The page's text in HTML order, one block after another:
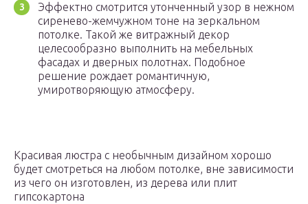
Эффектно смотрится утонченный узор в нежном
сиренево-жемчужном тоне на зеркальном
потолке. Такой же витражный декор
целесообразно выполнить на мебельных
фасадах и дверных полотнах. Подобное
решение рождает романтичную,
умиротворяющую атмосферу.
Красивая люстра с необычным дизайном хорошо
будет смотреться на любом потолке, вне зависимости
из чего он изготовлен, из дерева или плит
гипсокартона